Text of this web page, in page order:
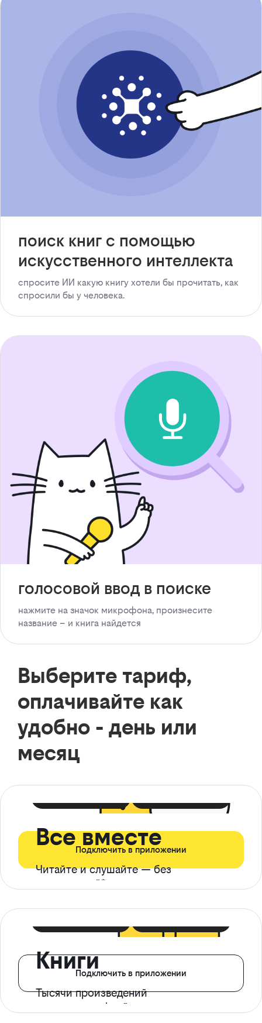
поиск книг с помощью
искусственного интеллекта
спросите ИИ какую книгу хотели бы прочитать, как
спросили бы у человека.
голосовой ввод в поиске
нажмите на значок микрофона, произнесите
название – и книга найдется
Выберите тариф,
оплачивайте как
удобно - день или
месяц
Все вместе
Читайте и слушайте — без
ограничений*
Подключить в приложении
Книги
Тысячи произведений
с доступом офлайн
Подключить в приложении